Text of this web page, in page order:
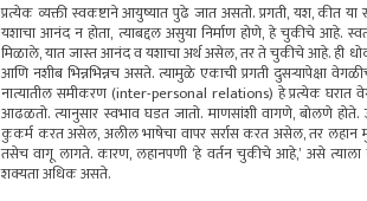
प्रत्येक व्यक्ती स्वकष्टाने आयुष्यात पुढे जात असतो. प्रगती, यश, कीत या
यशाचा आनंद न होता, त्याबद्दल असुया निर्माण होणे, हे चुकीचे आहे.
मिळाले, यात जास्त आनंद व यशाचा अर्थ असेल, तर ते चुकीचे आहे. ही
आणि नशीब भिन्नभिन्नच असते. त्यामुळे एकाची प्रगती दुसऱ्यापेक्षा
नात्यातील समीकरण (inter-personal relations) हे प्रत्येक घरात
आढळतो. त्यानुसार स्वभाव घडत जातो. माणसांशी वागणे, बोलणे
कुकर्म करत असेल, अलील भाषेचा वापर सर्रास करत असेल, तर लहान
तसेच वागू लागते. कारण, लहानपणी ‌‘हे वर्तन चुकीचे आहे,‌’ असे
शक्यता अधिक असते.